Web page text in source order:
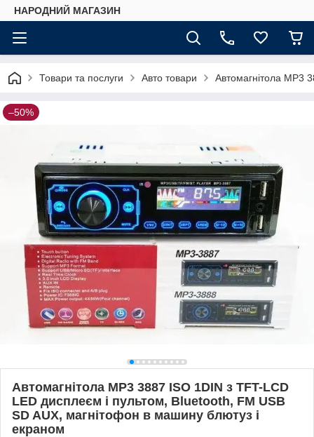
НАРОДНИЙ МАГАЗИН
Товари та послуги Авто товари Автомагнітола MP3
–50%
Автомагнітола MP3 3887 ISO 1DIN з TFT-LCD
LED дисплеєм і пультом, Bluetooth, FM USB
SD AUX, магнітофон в машину блютуз і
екраном